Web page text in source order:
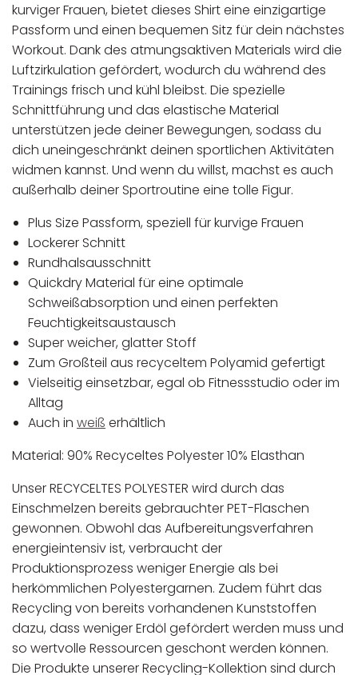
kurviger Frauen, bietet dieses Shirt eine einzigartige
Passform und einen bequemen Sitz für dein nächstes
Workout. Dank des atmungsaktiven Materials wird die
Luftzirkulation gefördert, wodurch du während des
Trainings frisch und kühl bleibst. Die spezielle
Schnittführung und das elastische Material
unterstützen jede deiner Bewegungen, sodass du
dich uneingeschränkt deinen sportlichen Aktivitäten
widmen kannst. Und wenn du willst, machst es auch
außerhalb deiner Sportroutine eine tolle Figur.
Plus Size Passform, speziell für kurvige Frauen
Lockerer Schnitt
Rundhalsausschnitt
Quickdry Material für eine optimale
Schweißabsorption und einen perfekten
Feuchtigkeitsaustausch
Super weicher, glatter Stoff
Zum Großteil aus recyceltem Polyamid gefertigt
Vielseitig einsetzbar, egal ob Fitnessstudio oder im
Alltag
Auch in weiß erhältlich
Material: 90% Recyceltes Polyester 10% Elasthan
Unser RECYCELTES POLYESTER wird durch das
Einschmelzen bereits gebrauchter PET-Flaschen
gewonnen. Obwohl das Aufbereitungsverfahren
energieintensiv ist, verbraucht der
Produktionsprozess weniger Energie als bei
herkömmlichen Polyestergarnen. Zudem führt das
Recycling von bereits vorhandenen Kunststoffen
dazu, dass weniger Erdöl gefördert werden muss und
so wertvolle Ressourcen geschont werden können.
Die Produkte unserer Recycling-Kollektion sind durch